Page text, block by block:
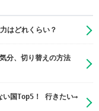
はどれくらい？
、切り替えの方法
い国Top5！ 行きたい→